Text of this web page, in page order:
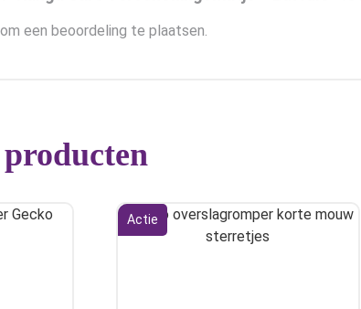
om een beoordeling te plaatsen.
Actie